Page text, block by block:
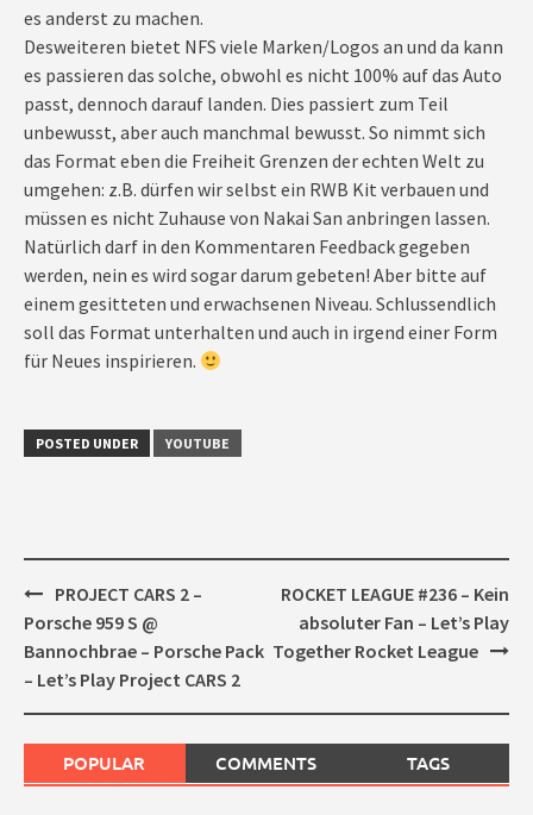
es anderst zu machen.
Desweiteren bietet NFS viele Marken/Logos an und da kann
es passieren das solche, obwohl es nicht 100% auf das Auto
passt, dennoch darauf landen. Dies passiert zum Teil
unbewusst, aber auch manchmal bewusst. So nimmt sich
das Format eben die Freiheit Grenzen der echten Welt zu
umgehen: z.B. dürfen wir selbst ein RWB Kit verbauen und
müssen es nicht Zuhause von Nakai San anbringen lassen.
Natürlich darf in den Kommentaren Feedback gegeben
werden, nein es wird sogar darum gebeten! Aber bitte auf
einem gesitteten und erwachsenen Niveau. Schlussendlich
soll das Format unterhalten und auch in irgend einer Form
für Neues inspirieren.
POSTED UNDER YOUTUBE
Post
navigation
PROJECT CARS 2 –
Porsche 959 S @
Bannochbrae – Porsche Pack
– Let’s Play Project CARS 2
ROCKET LEAGUE #236 – Kein
absoluter Fan – Let’s Play
Together Rocket League
POPULAR COMMENTS TAGS